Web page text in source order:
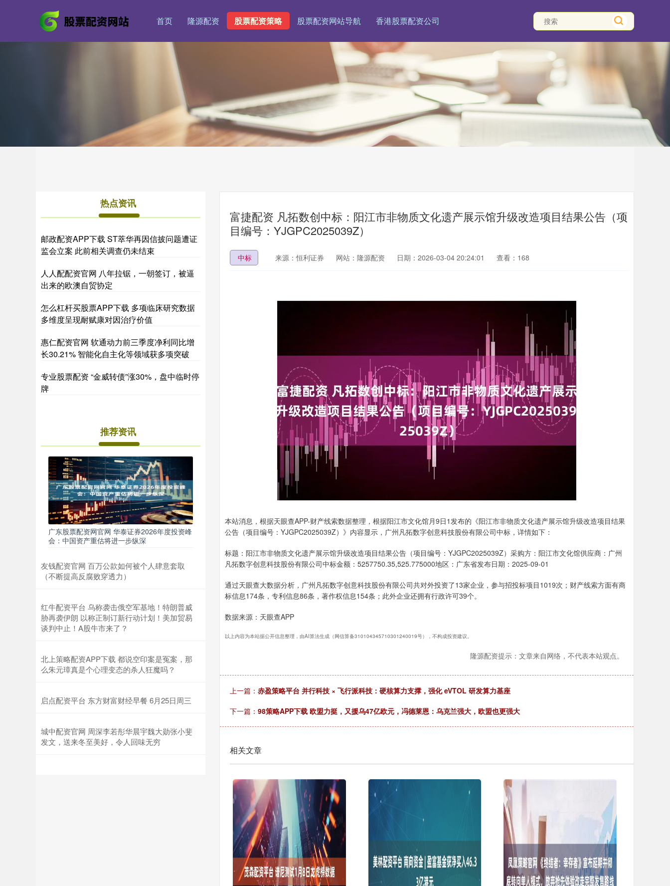
首页 隆源配资 股票配资策略 股票配资网站导航 香港股票配资公司
富捷配资 凡拓数创中标：阳江市非物质文化遗产展示馆升级改造项目结果公告（项
目编号：YJGPC2025039Z）
中标 来源：恒利证券 网站：隆源配资 日期：2026-03-04 20:24:01 查看：168
本站消息，根据天眼查APP-财产线索数据整理，根据阳江市文化馆月9日1发布的《阳江市非物质文化遗产展示馆升级改造项目结果
公告（项目编号：YJGPC2025039Z）》内容显示，广州凡拓数字创意科技股份有限公司中标，详情如下：
标题：阳江市非物质文化遗产展示馆升级改造项目结果公告（项目编号：YJGPC2025039Z）采购方：阳江市文化馆供应商：广州
凡拓数字创意科技股份有限公司中标金额：5257750.35,525.775000地区：广东省发布日期：2025-09-01
通过天眼查大数据分析，广州凡拓数字创意科技股份有限公司共对外投资了13家企业，参与招投标项目1019次；财产线索方面有商
标信息174条，专利信息86条，著作权信息154条；此外企业还拥有行政许可39个。
数据来源：天眼查APP
以上内容为本站据公开信息整理，由AI算法生成（网信算备310104345710301240019号），不构成投资建议。
隆源配资提示：文章来自网络，不代表本站观点。
上一篇： 赤盈策略平台 并行科技 × 飞行派科技：硬核算力支撑，强化 eVTOL 研发算力基座
下一篇： 98策略APP下载 欧盟力挺，又援乌47亿欧元，冯德莱恩：乌克兰强大，欧盟也更强大
相关文章
热点资讯
邮政配资APP下载 ST萃华再因信披问题遭证
监会立案 此前相关调查仍未结束
人人配配资官网 八年拉锯，一朝签订，被逼
出来的欧澳自贸协定
怎么杠杆买股票APP下载 多项临床研究数据
多维度呈现耐赋康对因治疗价值
惠仁配资官网 软通动力前三季度净利同比增
长30.21% 智能化自主化等领域获多项突破
专业股票配资 “金威转债”涨30%，盘中临时停
牌
推荐资讯
广东股票配资网官网 华泰证券2026年度投资峰
会：中国资产重估将进一步纵深
友钱配资官网 百万公款如何被个人肆意套取
（不断提高反腐败穿透力）
红牛配资平台 乌称袭击俄空军基地！特朗普威
胁再袭伊朗 以称正制订新行动计划！美加贸易
谈判中止！A股牛市来了？
北上策略配资APP下载 都说空印案是冤案，那
么朱元璋真是个心理变态的杀人狂魔吗？
启点配资平台 东方财富财经早餐 6月25日周三
城中配资官网 周深李若彤华晨宇魏大勋张小斐
发文，送来冬至美好，令人回味无穷